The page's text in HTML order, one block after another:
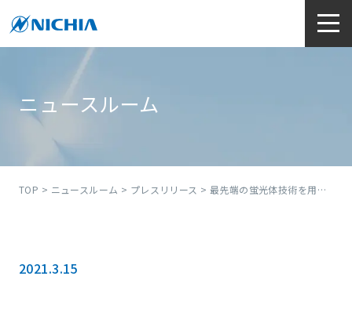
ニュースルーム
TOP > ニュースルーム > プレスリリース > 最先端の蛍光体技術を用いた業界最高の高演色・高効率LEDの販売開始について
2021.3.15